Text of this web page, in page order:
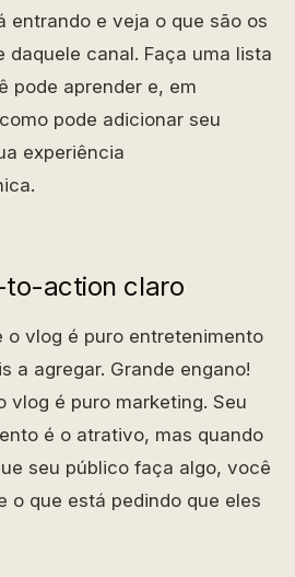
entrando e veja o que são os
daquele canal. Faça uma lista
pode aprender e, em
pode adicionar seu
experiência
to-action claro
o vlog é puro entretenimento
a agregar. Grande engano!
vlog é puro marketing. Seu
é o atrativo, mas quando
seu público faça algo, você
o que está pedindo que eles